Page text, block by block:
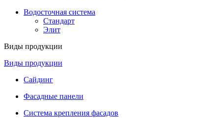
Водосточная система
Стандарт
Элит
Виды продукции
Виды продукции
Сайдинг
Фасадные панели
Система крепления фасадов